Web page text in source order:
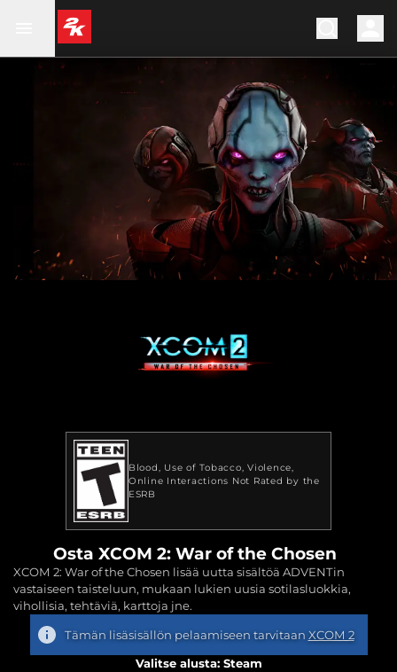
Blood Use of Tobacco Violence
Online Interactions Not Rated by the
ESRB
Osta XCOM 2: War of the Chosen
XCOM 2: War of the Chosen lisää uutta sisältöä ADVENTin
vastaiseen taisteluun, mukaan lukien uusia sotilasluokkia,
vihollisia, tehtäviä, karttoja jne.
Tämän lisäsisällön pelaamiseen tarvitaan XCOM 2
Valitse alusta: Steam